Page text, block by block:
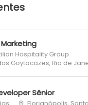
Hospitality Group
Goytacazes, Rio de
Sênior
Florianópolis,